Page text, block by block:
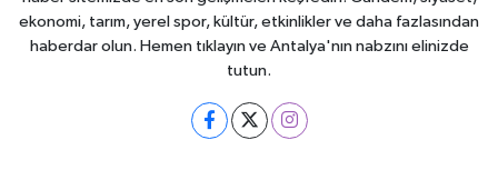
ekonomi, tarım, yerel spor, kültür, etkinlikler ve daha fazlasından
haberdar olun. Hemen tıklayın ve Antalya'nın nabzını elinizde
tutun.